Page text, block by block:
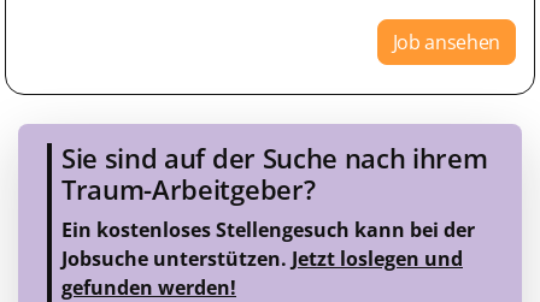
Job ansehen
Sie sind auf der Suche nach ihrem
Traum-Arbeitgeber?
Ein kostenloses Stellengesuch kann bei der
Jobsuche unterstützen. Jetzt loslegen und
gefunden werden!